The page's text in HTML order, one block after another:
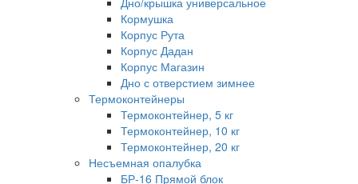
Кормушка
Корпус Рута
Корпус Дадан
Корпус Магазин
Дно с отверстием зимнее
Термоконтейнеры
Термоконтейнер, 5 кг
Термоконтейнер, 10 кг
Термоконтейнер, 20 кг
Несъемная опалубка
БР-16 Прямой блок